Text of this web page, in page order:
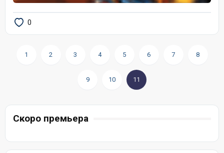
0
1 2 3 4 5 6 7 8
9 10 11
Скоро премьера